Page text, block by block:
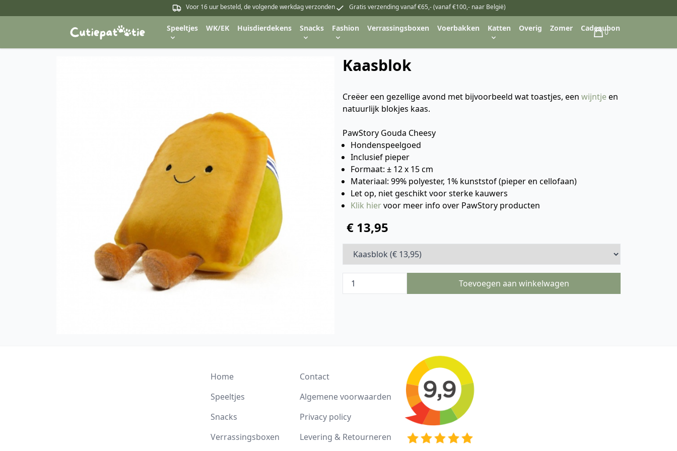
Voor 16 uur besteld, de volgende werkdag verzonden Gratis verzending vanaf €65,- (vanaf €100,- naar België)
Speeltjes WK/EK Huisdierdekens Snacks Fashion Verrassingsboxen Voerbakken Katten Overig Zomer Cadeaubon
Winkelwagen
0
Kaasblok
Creëer een gezellige avond met bijvoorbeeld wat toastjes, een wijntjeen
natuurlijk blokjes kaas.
PawStory Gouda Cheesy
Hondenspeelgoed
Inclusief pieper
Formaat: ± 12 x 15 cm
Materiaal: 99% polyester, 1% kunststof (pieper en cellofaan)
Let op, niet geschikt voor sterke kauwers
Klik hiervoor meer info over PawStory producten
€ 13,95
Toevoegen aan winkelwagen
Home
Speeltjes
Snacks
Verrassingsboxen
Contact
Algemene voorwaarden
Privacy policy
Levering & Retourneren